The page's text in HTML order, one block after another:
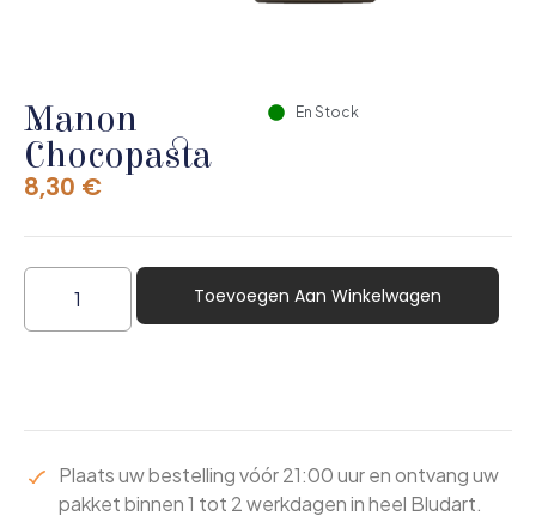
Manon
Chocopasta
8,30 €
En Stock
Toevoegen Aan Winkelwagen
Plaats uw bestelling vóór 21:00 uur en ontvang uw
pakket binnen 1 tot 2 werkdagen in heel Bludart.